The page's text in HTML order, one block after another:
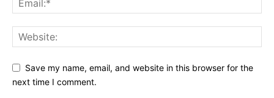
Save my name, email, and website in this browser for the
next time I comment.